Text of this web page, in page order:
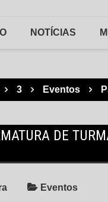
NOTÍCIAS
3 Eventos
DE
Eventos